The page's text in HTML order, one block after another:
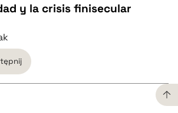
y la crisis finisecular